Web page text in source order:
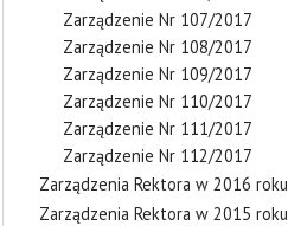
Zarządzenie Nr 107/2017
Zarządzenie Nr 108/2017
Zarządzenie Nr 109/2017
Zarządzenie Nr 110/2017
Zarządzenie Nr 111/2017
Zarządzenie Nr 112/2017
Zarządzenia Rektora w 2016 roku
Zarządzenia Rektora w 2015 roku